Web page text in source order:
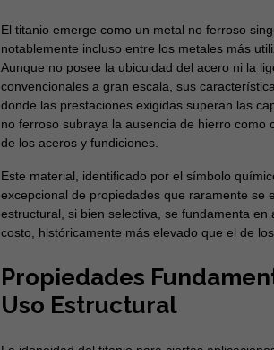
El titanio emerge como un metal no ferroso
notablemente incluso entre los metales más
Aunque no posee la ubicuidad del acero ni la
convencionales a gran escala, sus
donde las prestaciones exigidas superan las
no ferroso subraya la ausencia de hierro
de los aceros y fundiciones.
Este material, identificado por el símbolo
excepcional de propiedades que raramente se
estructural, si bien selectiva, se fundamenta
costo, históricamente más elevado que el de
Propiedades
Uso Estructural